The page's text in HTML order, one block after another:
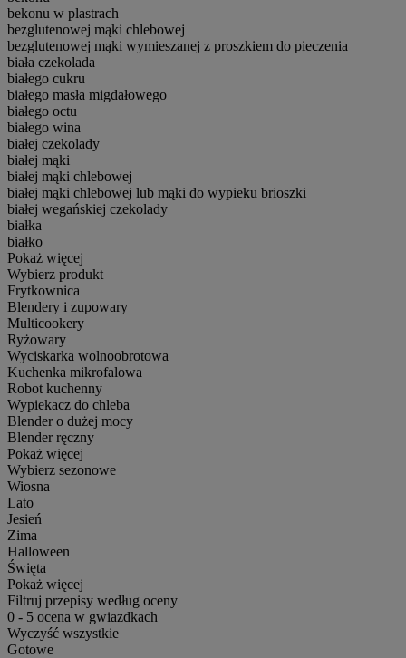
bekonu w plastrach
bezglutenowej mąki chlebowej
bezglutenowej mąki wymieszanej z proszkiem do pieczenia
biała czekolada
białego cukru
białego masła migdałowego
białego octu
białego wina
białej czekolady
białej mąki
białej mąki chlebowej
białej mąki chlebowej lub mąki do wypieku brioszki
białej wegańskiej czekolady
białka
białko
Pokaż więcej
Wybierz produkt
Frytkownica
Blendery i zupowary
Multicookery
Ryżowary
Wyciskarka wolnoobrotowa
Kuchenka mikrofalowa
Robot kuchenny
Wypiekacz do chleba
Blender o dużej mocy
Blender ręczny
Pokaż więcej
Wybierz sezonowe
Wiosna
Lato
Jesień
Zima
Halloween
Święta
Pokaż więcej
Filtruj przepisy według oceny
0 - 5 ocena w gwiazdkach
Wyczyść wszystkie
Gotowe